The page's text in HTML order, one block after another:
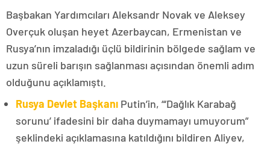
Başbakan Yardımcıları Aleksandr Novak ve Aleksey
Overçuk oluşan heyet Azerbaycan, Ermenistan ve
Rusya’nın imzaladığı üçlü bildirinin bölgede sağlam ve
uzun süreli barışın sağlanması açısından önemli adım
olduğunu açıklamıştı.
Rusya Devlet Başkanı Putin’in, “‘Dağlık Karabağ
sorunu’ ifadesini bir daha duymamayı umuyorum”
şeklindeki açıklamasına katıldığını bildiren Aliyev,